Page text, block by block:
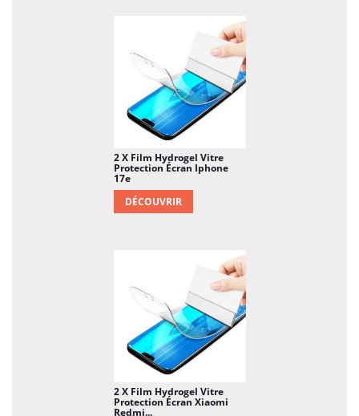
2 X Film Hydrogel Vitre
Protection Écran Iphone
17e
DÉCOUVRIR
2 X Film Hydrogel Vitre
Protection Écran Xiaomi
Redmi...